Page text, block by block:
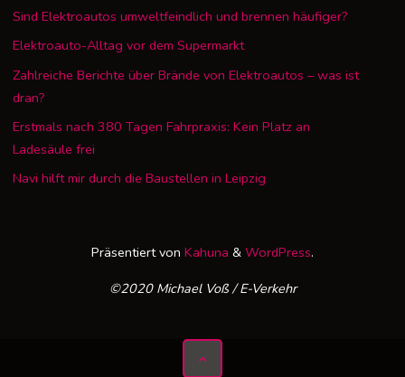
Sind Elektroautos umweltfeindlich und brennen häufiger?
Elektroauto-Alltag vor dem Supermarkt
Zahlreiche Berichte über Brände von Elektroautos – was ist
dran?
Erstmals nach 380 Tagen Fahrpraxis: Kein Platz an
Ladesäule frei
Navi hilft mir durch die Baustellen in Leipzig
Präsentiert von Kahuna & WordPress.
©2020 Michael Voß / E-Verkehr